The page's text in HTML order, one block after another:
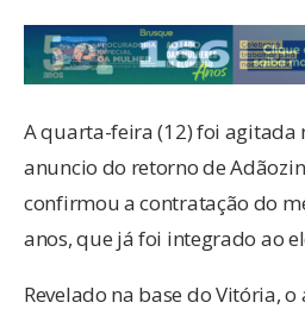
A quarta-feira (12) foi agitada
anuncio do retorno de
confirmou a contratação do
anos, que já foi integrado ao
Revelado na base do Vitória,